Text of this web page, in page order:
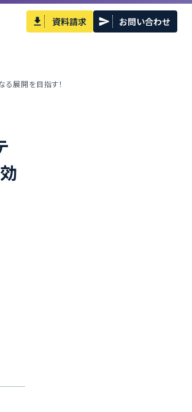
資料請求 お問い合わせ
る展開を目指す！